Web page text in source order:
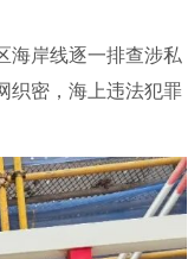
海岸线逐一排查涉私
织密，海上违法犯罪